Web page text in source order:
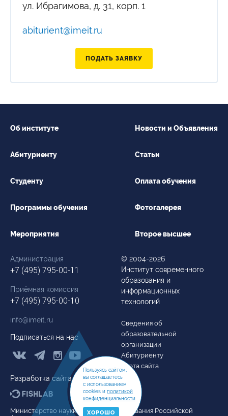
ул. Ибрагимова, д. 31, корп. 1
abiturient@imeit.ru
ПОДАТЬ ЗАЯВКУ
Об институте
Абитуриенту
Студенту
Программы обучения
Мероприятия
Новости и Объявления
Статьи
Оплата обучения
Фотогалерея
Второе высшее
Подписаться на нас
  
Разработка сайта
Министерство науки и высшего образования Российской
Администрация
+7 (495) 795-00-11
Приёмная комиссия
+7 (495) 795-00-10
info@imeit.ru
© 2004-2026
Институт современного
образования и
информационных
технологий
Сведения об
образовательной
организации
Абитуриенту
Карта сайта
Пользуясь сайтом,
вы соглашаетесь
с использованием
cookies и политикой
конфиденциальности
ХОРОШО